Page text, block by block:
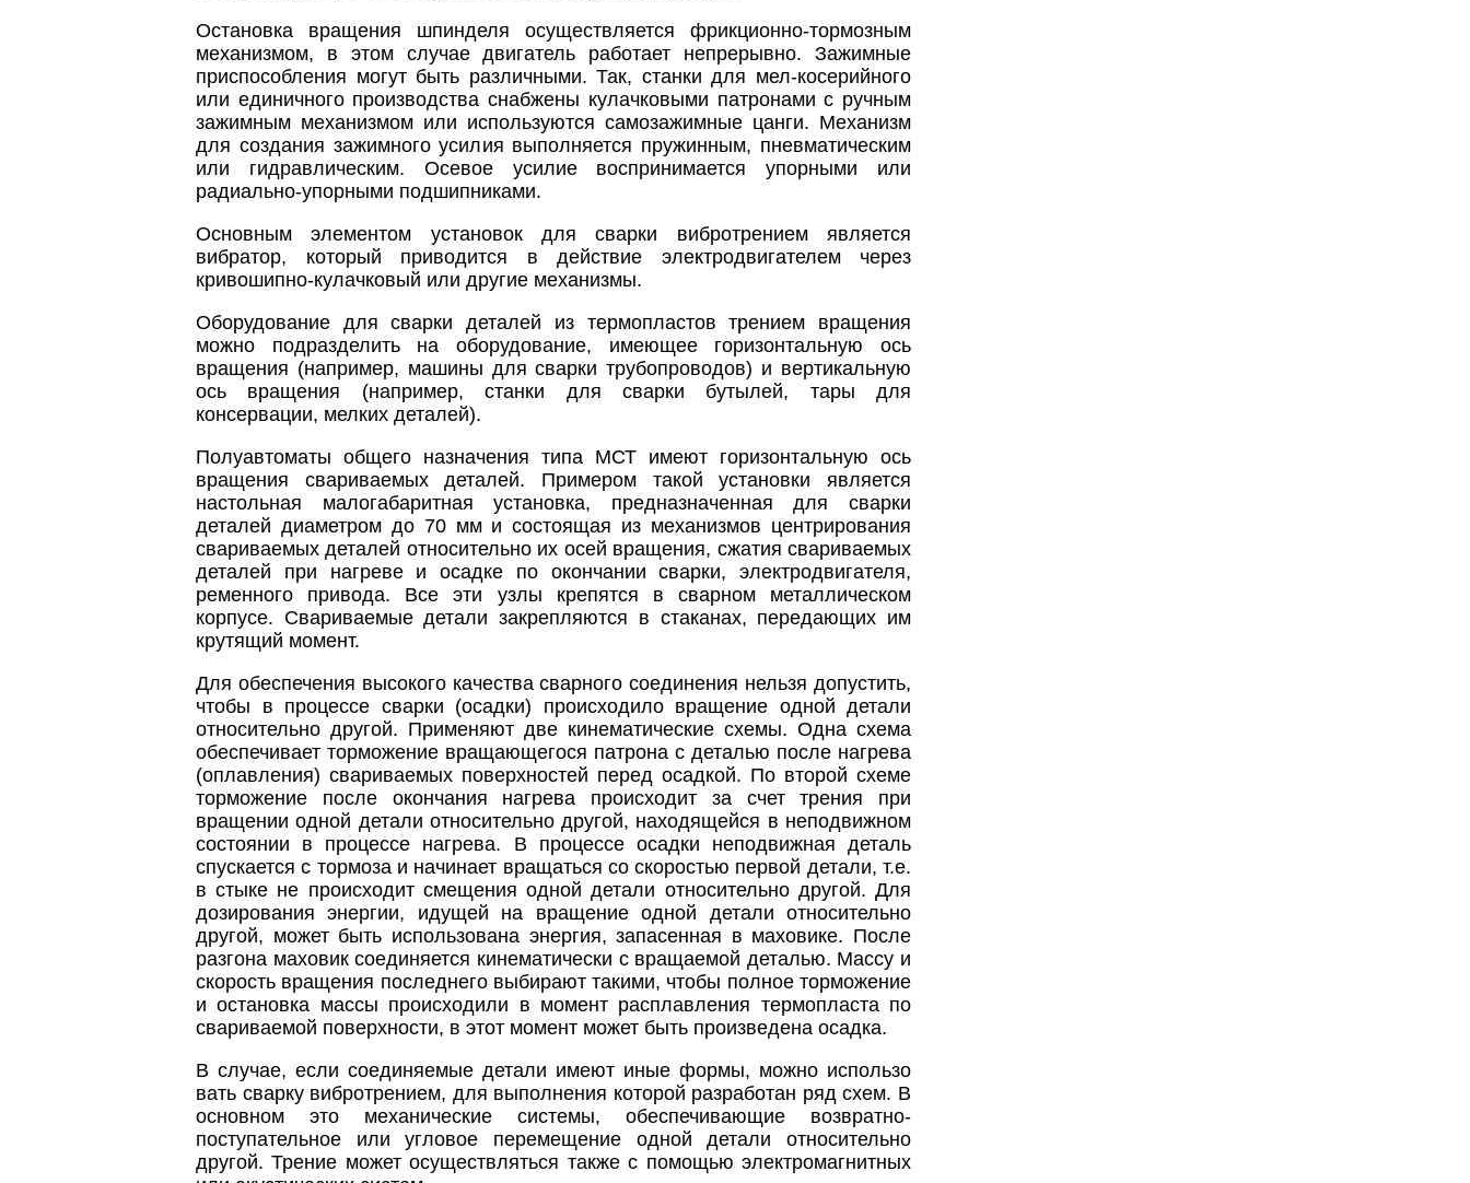
Остановка вращения шпинделя осуществляется фрикционно-тормозным
механизмом, в этом случае двигатель работает непрерывно. Зажимные
приспособления могут быть различными. Так, станки для мел-косерийного
или единичного производства снабжены кулачковыми патронами с ручным
зажимным механизмом или используются самозажимные цанги. Механизм
для создания зажимного усилия выполняется пружинным, пневматическим
или гидравлическим. Осевое усилие воспринимается упорными или
радиально-упорными подшипниками.
Основным элементом установок для сварки вибротрением является
вибратор, который приводится в действие электродвигателем через
кривошипно-кулачковый или другие механизмы.
Оборудование для сварки деталей из термопластов трением вращения
можно подразделить на оборудование, имеющее горизонтальную ось
вращения (например, машины для сварки трубопроводов) и вертикальную
ось вращения (например, станки для сварки бутылей, тары для
консервации, мелких деталей).
Полуавтоматы общего назначения типа МСТ имеют горизонтальную ось
вращения свариваемых деталей. Примером такой установки является
настольная малогабаритная установка, предназначенная для сварки
деталей диаметром до 70 мм и состоящая из механизмов центрирования
свариваемых деталей относительно их осей вращения, сжатия свариваемых
деталей при нагреве и осадке по окончании сварки, электродвигателя,
ременного привода. Все эти узлы крепятся в сварном металлическом
корпусе. Свариваемые детали закрепляются в стаканах, передающих им
крутящий момент.
Для обеспечения высокого качества сварного соединения нельзя допустить,
чтобы в процессе сварки (осадки) происходило вращение одной детали
относительно другой. Применяют две кинематические схемы. Одна схема
обеспечивает торможение вращающегося патрона с деталью после нагрева
(оплавления) свариваемых поверхностей перед осадкой. По второй схеме
торможение после окончания нагрева происходит за счет трения при
вращении одной детали относительно другой, находящейся в неподвижном
состоянии в процессе нагрева. В процессе осадки неподвижная деталь
спускается с тормоза и начинает вращаться со скоростью первой детали, т.е.
в стыке не происходит смещения одной детали относительно другой. Для
дозирования энергии, идущей на вращение одной детали относительно
другой, может быть использована энергия, запасенная в маховике. После
разгона маховик соединяется кинематически с вращаемой деталью. Массу и
скорость вращения последнего выбирают такими, чтобы полное торможение
и остановка массы происходили в момент расплавления термопласта по
свариваемой поверхности, в этот момент может быть произведена осадка.
В случае, если соединяемые детали имеют иные формы, можно использо
вать сварку вибротрением, для выполнения которой разработан ряд схем. В
основном это механические системы, обеспечивающие возвратно-
поступательное или угловое перемещение одной детали относительно
другой. Трение может осуществляться также с помощью электромагнитных